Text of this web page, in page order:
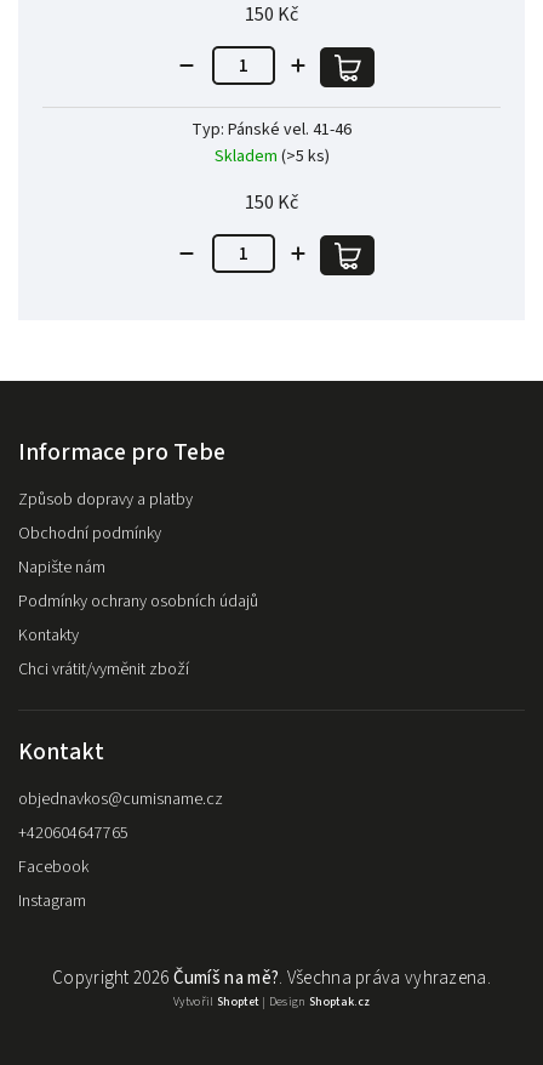
150 Kč
Typ: Pánské vel. 41-46
Skladem (>5 ks)
150 Kč
Informace pro Tebe
Způsob dopravy a platby
Obchodní podmínky
Napište nám
Podmínky ochrany osobních údajů
Kontakty
Chci vrátit/vyměnit zboží
Kontakt
objednavkos@cumisname.cz
+420604647765
Facebook
Instagram
Copyright 2026Čumíš na mě?. Všechna práva vyhrazena.
Vytvořil Shoptet| Design Shoptak.cz